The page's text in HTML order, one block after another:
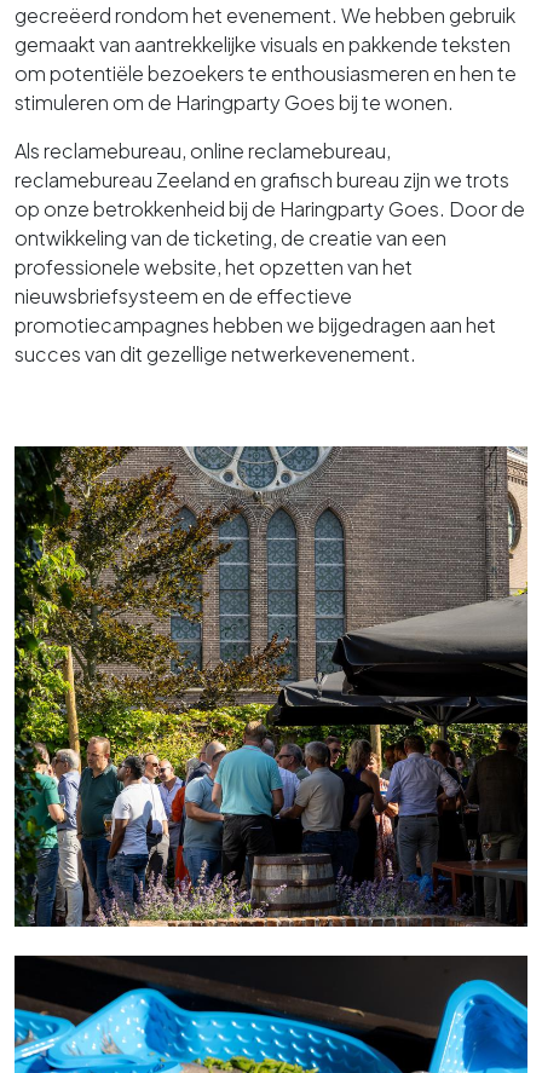
gecreëerd rondom het evenement. We hebben gebruik
gemaakt van aantrekkelijke visuals en pakkende teksten
om potentiële bezoekers te enthousiasmeren en hen te
stimuleren om de Haringparty Goes bij te wonen.
Als reclamebureau, online reclamebureau,
reclamebureau Zeeland en grafisch bureau zijn we trots
op onze betrokkenheid bij de Haringparty Goes. Door de
ontwikkeling van de ticketing, de creatie van een
professionele website, het opzetten van het
nieuwsbriefsysteem en de effectieve
promotiecampagnes hebben we bijgedragen aan het
succes van dit gezellige netwerkevenement.